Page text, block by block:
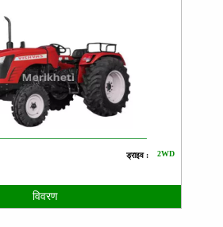
ड्राइव : 2WD
विवरण